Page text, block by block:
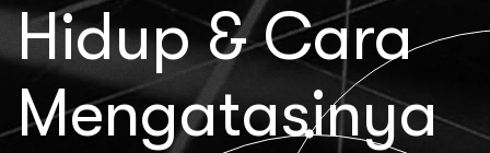
Hidup & Cara
Mengatasinya